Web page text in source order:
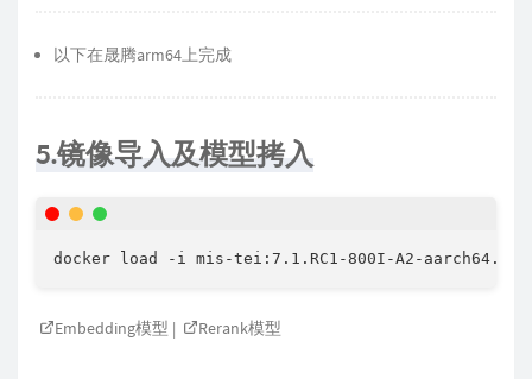
以下在晟腾arm64上完成
5.镜像导入及模型拷入
docker load -i mis-tei:7.1.RC1-800I-A2-aarch64.tar
Embedding模型 | Rerank模型